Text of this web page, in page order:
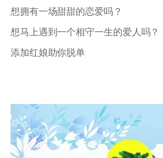
想拥有一场甜甜的恋爱吗？
想马上遇到一个相守一生的爱人吗？
添加红娘助你脱单